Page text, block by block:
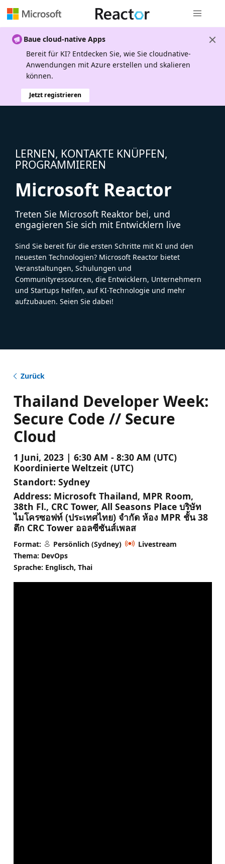
Baue cloud-native Apps
Bereit für KI? Entdecken Sie, wie Sie cloudnative-
Anwendungen mit Azure erstellen und skalieren
können.
Jetzt registrieren
LERNEN, KONTAKTE KNÜPFEN,
PROGRAMMIEREN
Microsoft Reactor
Treten Sie Microsoft Reaktor bei, und
engagieren Sie sich mit Entwicklern live
Sind Sie bereit für die ersten Schritte mit KI und den
neuesten Technologien? Microsoft Reactor bietet
Veranstaltungen, Schulungen und
Communityressourcen, die Entwicklern, Unternehmern
und Startups helfen, auf KI-Technologie und mehr
aufzubauen. Seien Sie dabei!
Zurück
Thailand Developer Week:
Secure Code // Secure
Cloud
1 Juni, 2023 | 6:30 AM - 8:30 AM (UTC)
Koordinierte Weltzeit (UTC)
Standort: Sydney
Address: Microsoft Thailand, MPR Room,
38th Fl., CRC Tower, All Seasons Place บริษัท
ไมโครซอฟท์ (ประเทศไทย) จำกัด ห้อง MPR ชั้น 38
ตึก CRC Tower ออลซีซันส์เพลส
Format: Persönlich (Sydney)
Livestream
Thema: DevOps
Sprache: Englisch, Thai